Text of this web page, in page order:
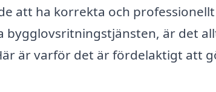
att ha korrekta och professionellt
är det
är varför det är fördelaktigt att